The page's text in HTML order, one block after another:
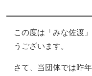
この度は「みな佐渡
うございます。
さて、当団体では昨